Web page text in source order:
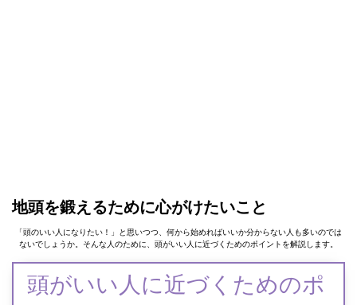
地頭を鍛えるために心がけたいこと
「頭のいい人になりたい！」と思いつつ、何から始めればいいか分からない人も多いのでは
ないでしょうか。そんな人のために、頭がいい人に近づくためのポイントを解説します。
頭がいい人に近づくためのポ